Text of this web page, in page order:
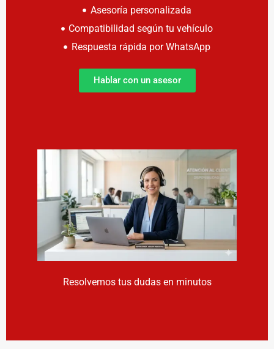
Asesoría personalizada
Compatibilidad según tu vehículo
Respuesta rápida por WhatsApp
Hablar con un asesor
Resolvemos tus dudas en minutos